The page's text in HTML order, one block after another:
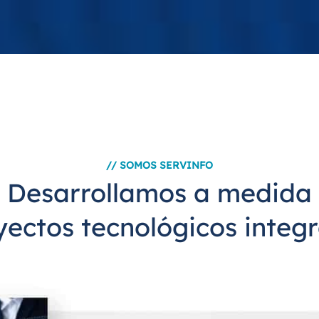
// SOMOS SERVINFO
Desarrollamos a medida
tecnológicos